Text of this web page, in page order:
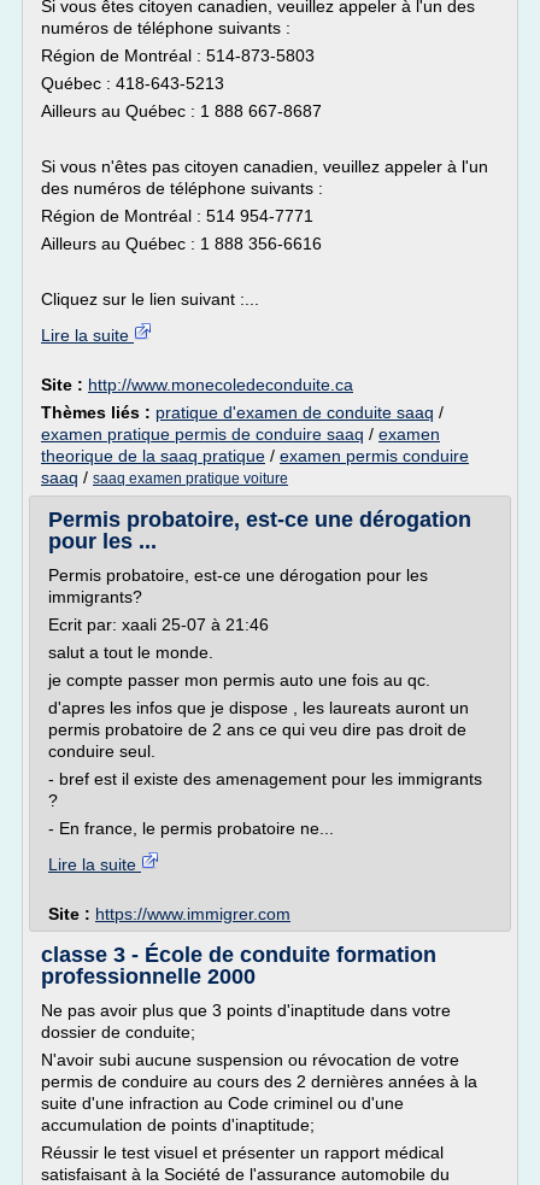
Si vous êtes citoyen canadien, veuillez appeler à l'un des
numéros de téléphone suivants :
Région de Montréal : 514-873-5803
Québec : 418-643-5213
Ailleurs au Québec : 1 888 667-8687
Si vous n'êtes pas citoyen canadien, veuillez appeler à l'un
des numéros de téléphone suivants :
Région de Montréal : 514 954-7771
Ailleurs au Québec : 1 888 356-6616
Cliquez sur le lien suivant :...
Lire la suite
Site : http://www.monecoledeconduite.ca
Thèmes liés : pratique d'examen de conduite saaq /
examen pratique permis de conduire saaq / examen
theorique de la saaq pratique / examen permis conduire
saaq / saaq examen pratique voiture
Permis probatoire, est-ce une dérogation
pour les ...
Permis probatoire, est-ce une dérogation pour les
immigrants?
Ecrit par: xaali 25-07 à 21:46
salut a tout le monde.
je compte passer mon permis auto une fois au qc.
d'apres les infos que je dispose , les laureats auront un
permis probatoire de 2 ans ce qui veu dire pas droit de
conduire seul.
- bref est il existe des amenagement pour les immigrants
?
- En france, le permis probatoire ne...
Lire la suite
Site : https://www.immigrer.com
classe 3 - École de conduite formation
professionnelle 2000
Ne pas avoir plus que 3 points d'inaptitude dans votre
dossier de conduite;
N'avoir subi aucune suspension ou révocation de votre
permis de conduire au cours des 2 dernières années à la
suite d'une infraction au Code criminel ou d'une
accumulation de points d'inaptitude;
Réussir le test visuel et présenter un rapport médical
satisfaisant à la Société de l'assurance automobile du